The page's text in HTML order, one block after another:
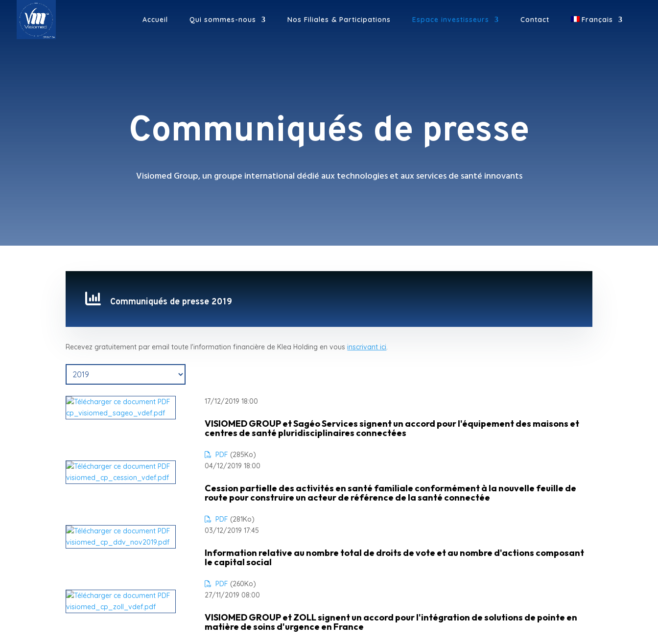
Accueil Qui sommes-nous Nos Filiales & Participations Espace investisseurs Contact Français
Communiqués de presse
Visiomed Group, un groupe international dédié aux technologies et aux services de santé innovants
 Communiqués de presse 2019
Recevez gratuitement par email toute l'information financière de Klea Holding en vousinscrivant ici.
17/12/2019 18:00
VISIOMED GROUP et Sagéo Services signent un accord pour l'équipement des maisons et
centres de santé pluridisciplinaires connectées
PDF (285Ko)
04/12/2019 18:00
Cession partielle des activités en santé familiale conformément à la nouvelle feuille de
route pour construire un acteur de référence de la santé connectée
PDF (281Ko)
03/12/2019 17:45
Information relative au nombre total de droits de vote et au nombre d'actions composant
le capital social
PDF (260Ko)
27/11/2019 08:00
VISIOMED GROUP et ZOLL signent un accord pour l'intégration de solutions de pointe en
matière de soins d'urgence en France